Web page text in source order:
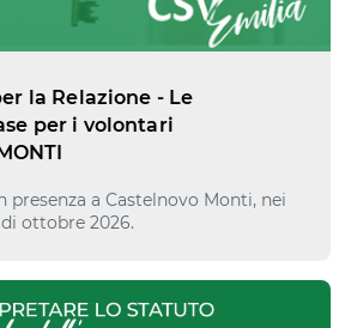
la Relazione - Le
per i volontari
a Castelnovo Monti, nei
ottobre 2026.